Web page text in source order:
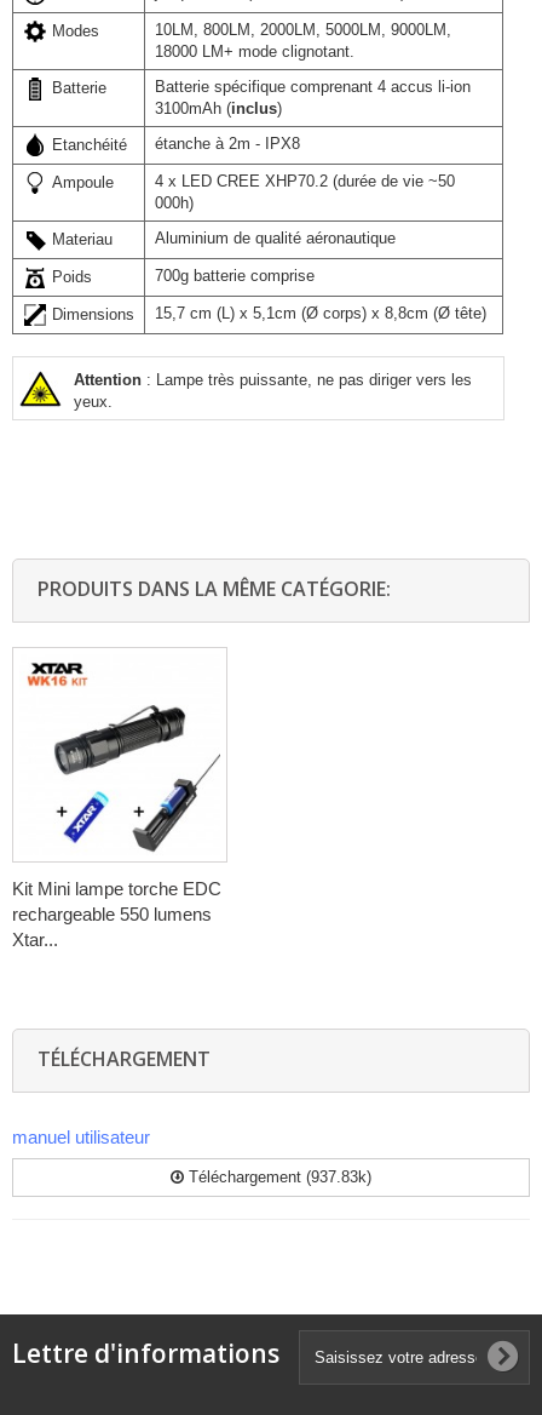
Modes
10LM, 800LM, 2000LM, 5000LM, 9000LM,
18000 LM+ mode clignotant.
Batterie
Batterie spécifique comprenant 4 accus li-ion
3100mAh (inclus)
Etanchéité
étanche à 2m - IPX8
Ampoule
4 x LED CREE XHP70.2 (durée de vie ~50
000h)
Materiau
Aluminium de qualité aéronautique
Poids 700g batterie comprise
Dimensions 15,7 cm (L) x 5,1cm (Ø corps) x 8,8cm (Ø tête)
Attention : Lampe très puissante, ne pas diriger vers les
yeux.
PRODUITS DANS LA MÊME CATÉGORIE:
Kit Mini lampe torche EDC
rechargeable 550 lumens
Xtar...
TÉLÉCHARGEMENT
manuel utilisateur
Téléchargement (937.83k)
Lettre d'informations